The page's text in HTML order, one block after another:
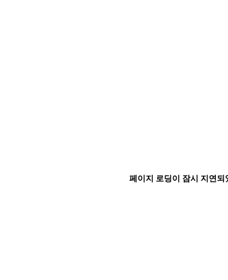
페이지 로딩이 잠시 지연